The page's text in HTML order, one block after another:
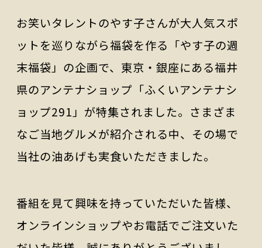
お笑いタレントのやす子さんが大人気スポ
ットを巡りながら福袋を作る「やす子の週
末福袋」の企画で、東京・銀座にある福井
県のアンテナショップ「ふくいアンテナシ
ョップ291」が特集されました。さまざま
なご当地グルメが紹介される中、その場で
当社の油あげも実食いただきました。
番組を見て興味を持っていただいた皆様、
オンラインショップやお電話でご注文いた